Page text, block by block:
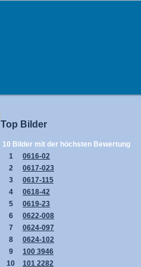
Top Bilder
10 Bilder mit der höchsten Bewertung
1
0616-02
2
0617-023
3
0617-115
4
0618-42
5
0619-23
6
0622-008
7
0624-097
8
0624-102
9
100 3946
10
101 2282